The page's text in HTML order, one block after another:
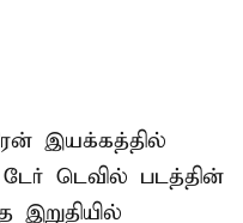
இயக்கத்தில்
டெவில் படத்தின்
இறுதியில்